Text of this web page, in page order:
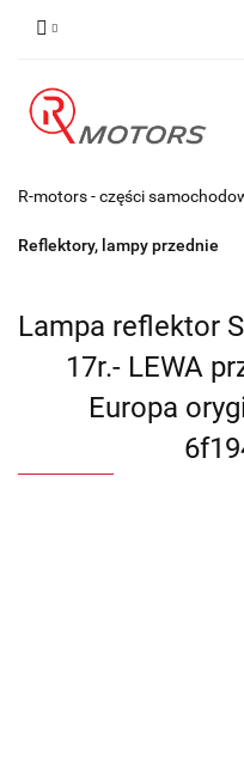
R-motors - części
Reflektory, lampy przednie
Lampa reflektor
17r.- LEWA
Europa